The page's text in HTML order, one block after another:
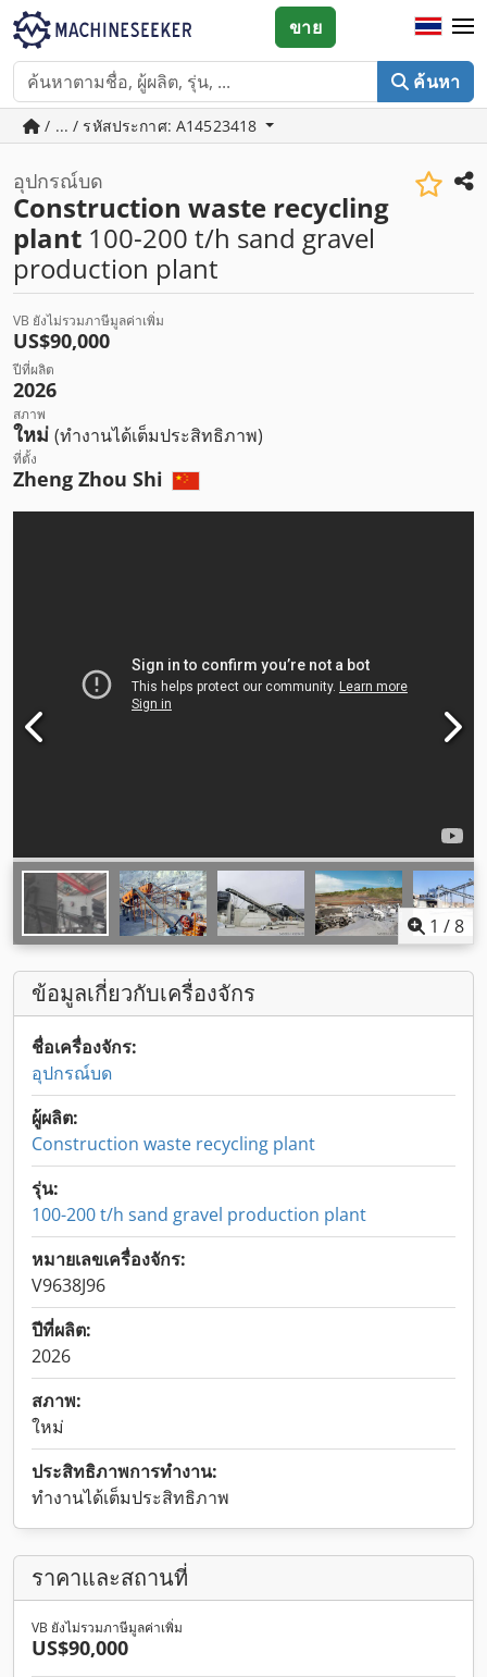
ค้นหา
ขาย
/ ... / รหัสประกาศ: A14523418
อุปกรณ์บด
Construction waste recycling
plant 100-200 t/h sand gravel
production plant
VB ยังไม่รวมภาษีมูลค่าเพิ่ม
US$90,000
ปีที่ผลิต
2026
สภาพ
ใหม่ (ทำงานได้เต็มประสิทธิภาพ)
ที่ตั้ง
Zheng Zhou Shi
1 /8
ข้อมูลเกี่ยวกับเครื่องจักร
ชื่อเครื่องจักร:
อุปกรณ์บด
ผู้ผลิต:
Construction waste recycling plant
รุ่น:
100-200 t/h sand gravel production plant
หมายเลขเครื่องจักร:
V9638J96
ปีที่ผลิต:
2026
สภาพ:
ใหม่
ประสิทธิภาพการทำงาน:
ทำงานได้เต็มประสิทธิภาพ
ราคาและสถานที่
VB ยังไม่รวมภาษีมูลค่าเพิ่ม
US$90,000